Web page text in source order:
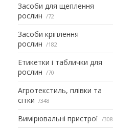
Засоби для щеплення
рослин
72
Засоби кріплення
рослин
182
Етикетки і таблички для
рослин
70
Агротекстиль, плівки та
сітки
348
Вимірювальні пристрої 308